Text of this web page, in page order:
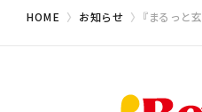
HOME お知らせ 『まるっと